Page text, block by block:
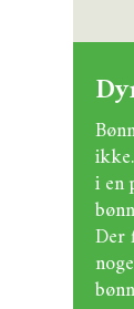
i en
Der